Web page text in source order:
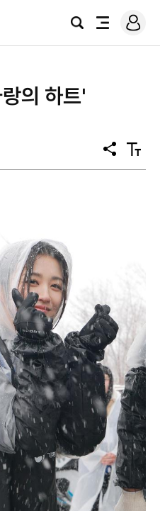
검
전
로
그
의 하트'
공
유
텍
스